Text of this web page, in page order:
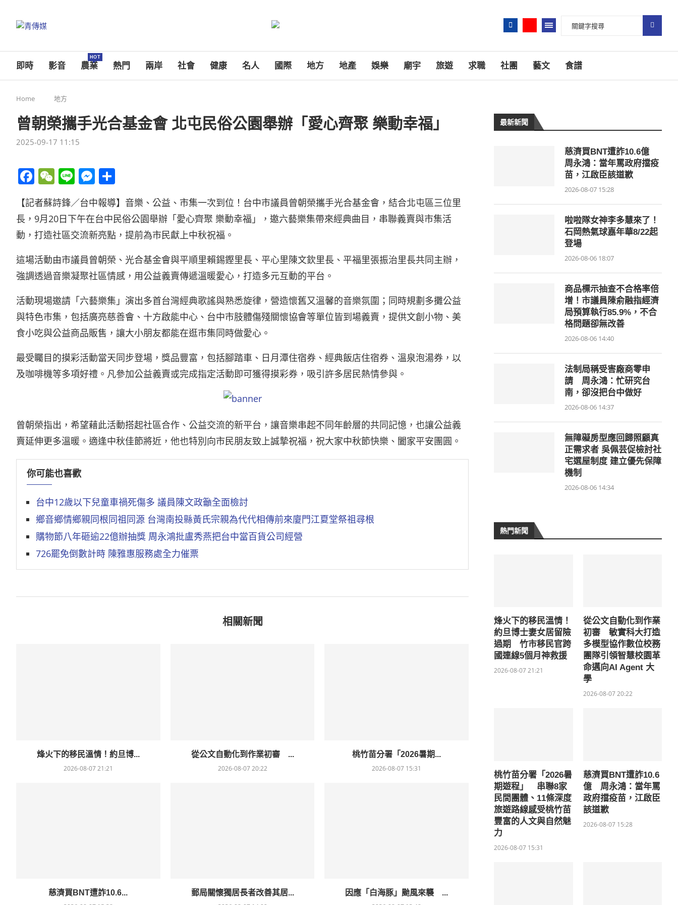
即時 影音 農業
HOT
熱門 兩岸 社會 健康 名人 國際 地方 地產 娛樂 廟宇 旅遊 求職 社團 藝文 食譜
Home 地方
曾朝榮攜手光合基金會 北屯民俗公園舉辦「愛心齊聚 樂動幸福」
2025-09-17 11:15
Facebook
WeChat
LineMessenger
享
【記者蘇詩鋒／台中報導】音樂、公益、市集一次到位！台中市議員曾朝榮攜手光合基金會，結合北屯區三位里
長，9月20日下午在台中民俗公園舉辦「愛心齊聚 樂動幸福」，邀六藝樂集帶來經典曲目，串聯義賣與市集活
動，打造社區交流新亮點，提前為市民獻上中秋祝福。
這場活動由市議員曾朝榮、光合基金會與平順里賴錫鏗里長、平心里陳文欽里長、平福里張振治里長共同主辦，
強調透過音樂凝聚社區情感，用公益義賣傳遞溫暖愛心，打造多元互動的平台。
活動現場邀請「六藝樂集」演出多首台灣經典歌謠與熟悉旋律，營造懷舊又溫馨的音樂氛圍；同時規劃多攤公益
與特色市集，包括廣亮慈善會、十方啟能中心、台中市肢體傷殘關懷協會等單位皆到場義賣，提供文創小物、美
食小吃與公益商品販售，讓大小朋友都能在逛市集同時做愛心。
最受矚目的摸彩活動當天同步登場，獎品豐富，包括腳踏車、日月潭住宿券、經典飯店住宿券、溫泉泡湯券，以
及咖啡機等多項好禮。凡參加公益義賣或完成指定活動即可獲得摸彩券，吸引許多居民熱情參與。
曾朝榮指出，希望藉此活動搭起社區合作、公益交流的新平台，讓音樂串起不同年齡層的共同記憶，也讓公益義
賣延伸更多溫暖。適逢中秋佳節將近，他也特別向市民朋友致上誠摯祝福，祝大家中秋節快樂、闔家平安團圓。
你可能也喜歡
台中12歲以下兒童車禍死傷多 議員陳文政籲全面檢討
鄉音鄉情鄉親同根同祖同源 台灣南投縣黃氏宗親為代代相傳前來廈門江夏堂祭祖尋根
購物節八年砸逾22億辦抽獎 周永鴻批盧秀燕把台中當百貨公司經營
726罷免倒數計時 陳雅惠服務處全力催票
相關新聞
烽火下的移民溫情！約旦博...
2026-08-07 21:21
從公文自動化到作業初審 ...
2026-08-07 20:22
桃竹苗分署「2026暑期...
2026-08-07 15:31
慈濟買BNT遭詐10.6...
郵局關懷獨居長者改善其居...
因應「白海豚」颱風來襲 ...
最新新聞
慈濟買BNT遭詐10.6億
周永鴻：當年罵政府擋疫
苗，江啟臣該道歉
2026-08-07 15:28
啦啦隊女神李多慧來了！
石岡熱氣球嘉年華8/22起
登場
2026-08-06 18:07
商品標示抽查不合格率倍
增！市議員陳俞融指經濟
局預算執行85.9%，不合
格問題卻無改善
2026-08-06 14:40
法制局稱受害廠商零申
請 周永鴻：忙研究台
南，卻沒把台中做好
2026-08-06 14:37
無障礙房型應回歸照顧真
正需求者 吳佩芸促檢討社
宅選屋制度 建立優先保障
機制
2026-08-06 14:34
熱門新聞
烽火下的移民溫情！
約旦博士妻女居留險
過期 竹市移民官跨
國連線5個月神救援
2026-08-07 21:21
從公文自動化到作業
初審 敏實科大打造
多模型協作數位校務
團隊引領智慧校園革
命邁向AI Agent 大
學
2026-08-07 20:22
桃竹苗分署「2026暑
期遊程」 串聯8家
民間團體、11條深度
旅遊路線感受桃竹苗
豐富的人文與自然魅
力
2026-08-07 15:31
慈濟買BNT遭詐10.6
億 周永鴻：當年罵
政府擋疫苗，江啟臣
該道歉
2026-08-07 15:28